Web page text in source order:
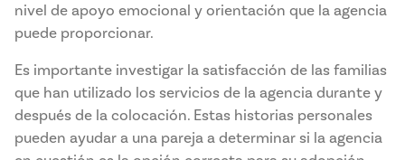
nivel de apoyo emocional y orientación que la agencia
puede proporcionar.
Es importante investigar la satisfacción de las familias
que han utilizado los servicios de la agencia durante y
después de la colocación. Estas historias personales
pueden ayudar a una pareja a determinar si la agencia